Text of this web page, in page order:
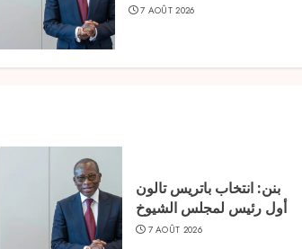
7 AOÛT 2026
بنن: انتخاب باتريس تالون
أول رئيس لمجلس الشيوخ
7 AOÛT 2026